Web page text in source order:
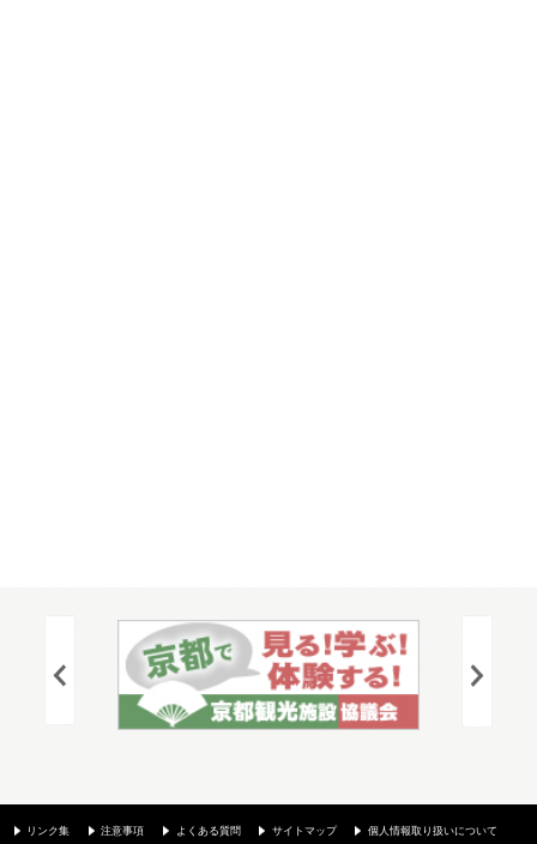
リンク集 注意事項 よくある質問 サイトマップ 個人情報取り扱いについて